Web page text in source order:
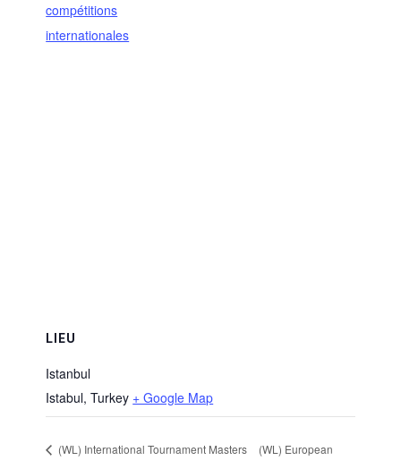
compétitions
internationales
LIEU
Istanbul
Istabul, Turkey + Google Map
(WL) International Tournament Masters
(WL) European